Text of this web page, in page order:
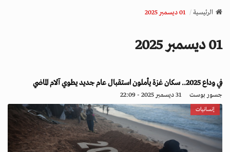
v
a
o
n
الرئيسية 01 ديسمبر 2025
01 ديسمبر 2025
في وداع 2025.. سكان غزة يأملون استقبال عام جديد يطوي آلام الماضي
جسور بوست 31 ديسمبر 2025 - 22:09
إنسانيات